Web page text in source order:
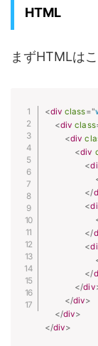
HTML
まずHTMLはこ
<div class="
<div class
<div
<div
<
</
<
</
<
</
</div
</div>
</div>
</div>